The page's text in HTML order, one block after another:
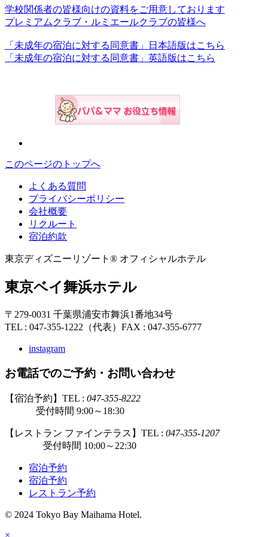
学校関係者の皆様向けの資料をご用意しております
プレミアムクラブ・ルミエールクラブの皆様へ
「未成年の宿泊に対する同意書」日本語版はこちら
「未成年の宿泊に対する同意書」英語版はこちら
このページのトップへ
よくある質問
プライバシーポリシー
会社概要
リクルート
宿泊約款
東京ディズニーリゾート® オフィシャルホテル
東京ベイ舞浜ホテル
〒279-0031 千葉県浦安市舞浜1番地34号
TEL : 047-355-1222（代表） FAX : 047-355-6777
instagram
お電話でのご予約・お問い合わせ
【宿泊予約】TEL : 047-355-8222
受付時間 9:00～18:30
【レストラン ファインテラス】TEL : 047-355-1207
受付時間 10:00～22:30
宿泊予約
宿泊予約
レストラン予約
© 2024 Tokyo Bay Maihama Hotel.
×